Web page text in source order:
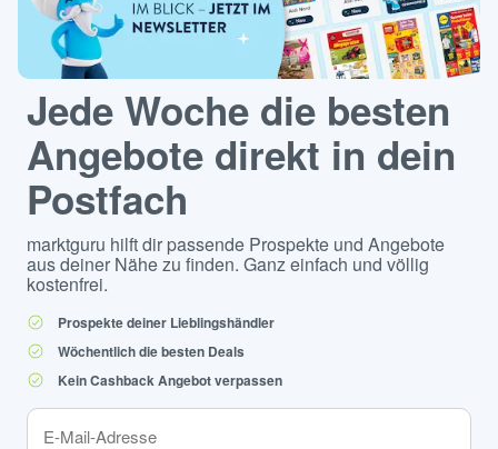
Jede Woche die besten
Angebote direkt in dein
Postfach
marktguru hilft dir passende Prospekte und Angebote
aus deiner Nähe zu finden. Ganz einfach und völlig
kostenfrei.
Prospekte deiner Lieblingshändler
Wöchentlich die besten Deals
Kein Cashback Angebot verpassen